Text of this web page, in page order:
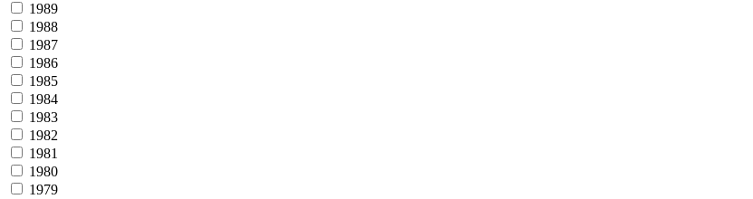
1989
1988
1987
1986
1985
1984
1983
1982
1981
1980
1979